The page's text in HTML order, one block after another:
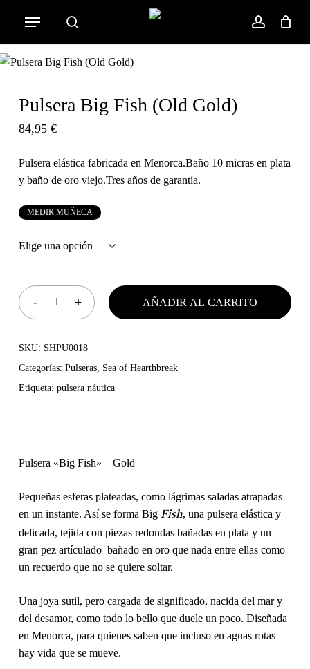
main
content
search account
Menu
Cart
Close
Pulsera Big Fish (Old Gold)
84,95 €
Pulsera elástica fabricada en Menorca.Baño 10 micras en plata
y baño de oro viejo.Tres años de garantía.
MEDIR MUÑECA
AÑADIR AL CARRITO
SKU: SHPU0018
Categorías: Pulseras, Sea of Hearthbreak
Etiqueta: pulsera náutica
Pulsera «Big Fish» – Gold
Pequeñas esferas plateadas, como lágrimas saladas atrapadas
en un instante. Así se forma BigFish, una pulsera elástica y
delicada, tejida con piezas redondas bañadas en plata y un
gran pez artículado bañado en oro que nada entre ellas como
un recuerdo que no se quiere soltar.
Una joya sutil, pero cargada de significado, nacida del mar y
del desamor, como todo lo bello que duele un poco. Diseñada
en Menorca, para quienes saben que incluso en aguas rotas
hay vida que se mueve.